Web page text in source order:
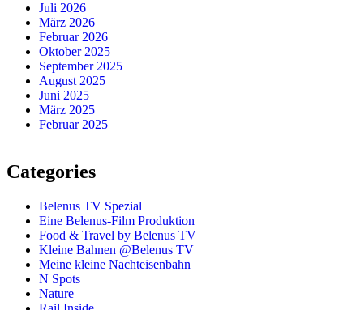
Juli 2026
März 2026
Februar 2026
Oktober 2025
September 2025
August 2025
Juni 2025
März 2025
Februar 2025
Categories
Belenus TV Spezial
Eine Belenus-Film Produktion
Food & Travel by Belenus TV
Kleine Bahnen @Belenus TV
Meine kleine Nachteisenbahn
N Spots
Nature